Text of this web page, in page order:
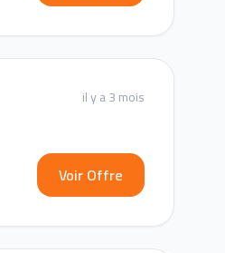
il y a 3 mois
Voir Offre